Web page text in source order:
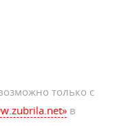
только с
в